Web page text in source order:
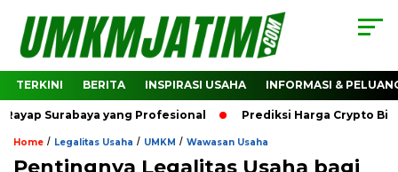
TERKINI BERITA INSPIRASI USAHA INFORMASI &
Surabaya yang Profesional Prediksi Harga Crypto
Home / Legalitas Usaha / UMKM / Wawasan Usaha